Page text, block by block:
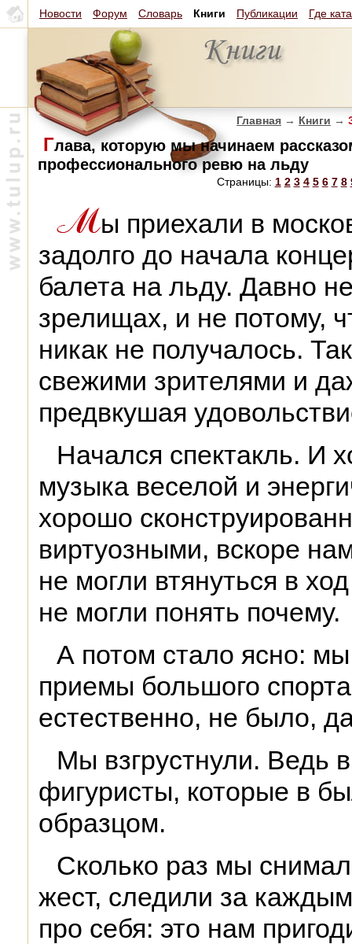
Новости Форум Словарь Книги Публикации Где
Главная → Книги →
Глава, которую мы начинаем
профессионального ревю на льду
Страницы: 1 2 3 4 5 6 7 8
ы приехали в
задолго до начала
балета на льду. Давно
зрелищах, и не потому,
никак не получалось.
свежими зрителями и
предвкушая
Начался спектакль. И
музыка веселой и
хорошо
виртуозными, вскоре
не могли втянуться в
не могли понять почему.
А потом стало ясно:
приемы большого
естественно, не было,
Мы взгрустнули. Ведь
фигуристы, которые в
образцом.
Сколько раз мы
жест, следили за
про себя: это нам